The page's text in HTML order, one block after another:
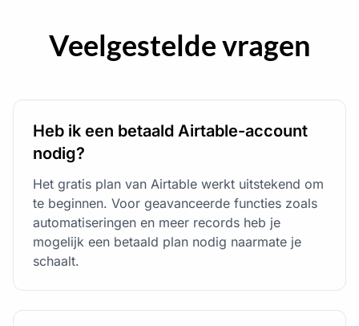
Veelgestelde vragen
Heb ik een betaald Airtable-account
nodig?
Het gratis plan van Airtable werkt uitstekend om
te beginnen. Voor geavanceerde functies zoals
automatiseringen en meer records heb je
mogelijk een betaald plan nodig naarmate je
schaalt.